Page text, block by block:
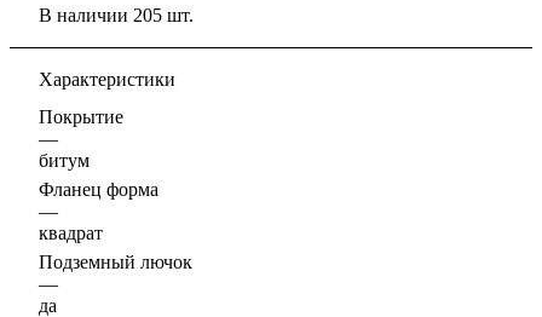
В наличии 205 шт.
Характеристики
Покрытие
—
битум
Фланец форма
—
квадрат
Подземный лючок
—
да